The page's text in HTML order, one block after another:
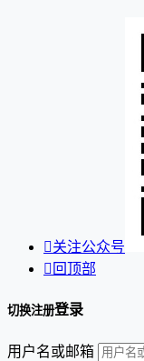
关注公众号
 回顶部
切换注册登录
用户名或邮箱